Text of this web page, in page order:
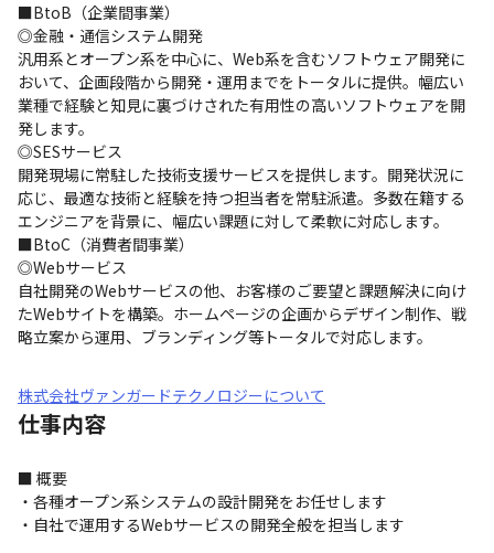
■BtoB（企業間事業）
◎金融・通信システム開発
汎用系とオープン系を中心に、Web系を含むソフトウェア開発に
おいて、企画段階から開発・運用までをトータルに提供。幅広い
業種で経験と知見に裏づけされた有用性の高いソフトウェアを開
発します。
◎SESサービス
開発現場に常駐した技術支援サービスを提供します。開発状況に
応じ、最適な技術と経験を持つ担当者を常駐派遣。多数在籍する
エンジニアを背景に、幅広い課題に対して柔軟に対応します。
■BtoC（消費者間事業）
◎Webサービス
自社開発のWebサービスの他、お客様のご要望と課題解決に向け
たWebサイトを構築。ホームページの企画からデザイン制作、戦
略立案から運用、ブランディング等トータルで対応します。
株式会社ヴァンガードテクノロジーについて
仕事内容
■ 概要
・各種オープン系システムの設計開発をお任せします
・自社で運用するWebサービスの開発全般を担当します